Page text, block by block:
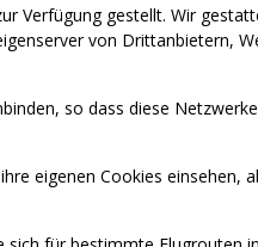
Verfügung gestellt. Wir
von Drittanbietern,
so dass diese
eigenen Cookies einsehen,